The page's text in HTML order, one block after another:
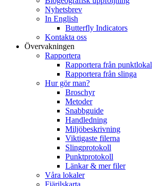
Nyhetsbrev
In English
Butterfly Indicators
Kontakta oss
Övervakningen
Rapportera
Rapportera från punktlokal
Rapportera från slinga
Hur gör man?
Broschyr
Metoder
Snabbguide
Handledning
Miljöbeskrivning
Viktigaste filerna
Slingprotokoll
Punktprotokoll
Länkar & mer filer
Våra lokaler
Fjärilskarta